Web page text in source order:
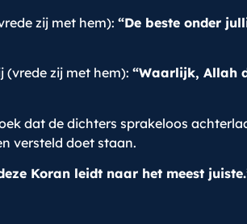
zij met hem): “De beste onder
(vrede zij met hem): “Waarlijk, Allah
dat de dichters sprakeloos
versteld doet staan.
Koran leidt naar het meest